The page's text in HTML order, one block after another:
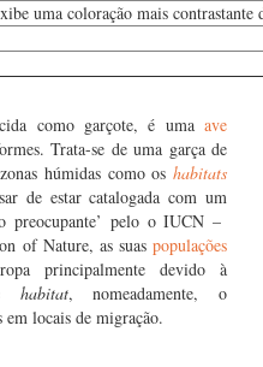
uma coloração mais contrastante
como garçote, é uma ave
Trata-se de uma garça de
zonas húmidas como os habitats
de estar catalogada com um
preocupante’ pelo o IUCN –
of Nature, as suas populações
principalmente devido à
habitat, nomeadamente, o
em locais de migração.